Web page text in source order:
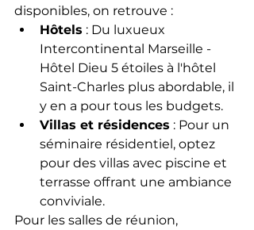
disponibles, on retrouve :
Hôtels : Du luxueux
Intercontinental Marseille -
Hôtel Dieu 5 étoiles à l'hôtel
Saint-Charles plus abordable, il
y en a pour tous les budgets.
Villas et résidences : Pour un
séminaire résidentiel, optez
pour des villas avec piscine et
terrasse offrant une ambiance
conviviale.
Pour les salles de réunion,